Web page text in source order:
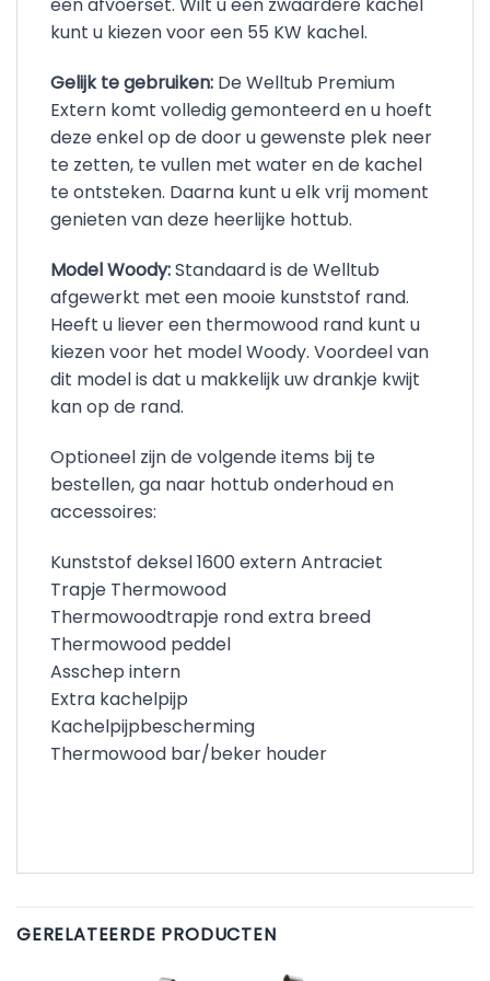
een afvoerset. Wilt u een zwaardere kachel
kunt u kiezen voor een 55 KW kachel.
Gelijk te gebruiken: De Welltub Premium
Extern komt volledig gemonteerd en u hoeft
deze enkel op de door u gewenste plek neer
te zetten, te vullen met water en de kachel
te ontsteken. Daarna kunt u elk vrij moment
genieten van deze heerlijke hottub.
Model Woody:Standaard is de Welltub
afgewerkt met een mooie kunststof rand.
Heeft u liever een thermowood rand kunt u
kiezen voor het model Woody. Voordeel van
dit model is dat u makkelijk uw drankje kwijt
kan op de rand.
Optioneel zijn de volgende items bij te
bestellen, ga naar hottub onderhoud en
accessoires:
Kunststof deksel 1600 extern Antraciet
Trapje Thermowood
Thermowoodtrapje rond extra breed
Thermowood peddel
Asschep intern
Extra kachelpijp
Kachelpijpbescherming
Thermowood bar/beker houder
GERELATEERDE PRODUCTEN